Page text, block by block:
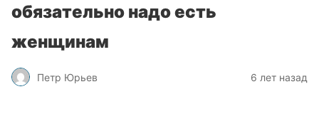
обязательно надо есть
женщинам
Петр Юрьев 6 лет назад